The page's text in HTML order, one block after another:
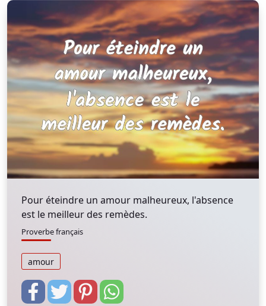
Pour éteindre un amour malheureux, l'absence
est le meilleur des remèdes.
Proverbe français
amour